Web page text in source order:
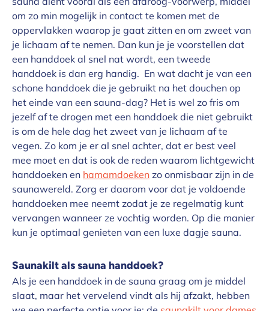
om zo min mogelijk in contact te komen met de
oppervlakken waarop je gaat zitten en om zweet van
je lichaam af te nemen. Dan kun je je voorstellen dat
een handdoek al snel nat wordt, een tweede
handdoek is dan erg handig. En wat dacht je van een
schone handdoek die je gebruikt na het douchen op
het einde van een sauna-dag? Het is wel zo fris om
jezelf af te drogen met een handdoek die niet gebruikt
is om de hele dag het zweet van je lichaam af te
vegen. Zo kom je er al snel achter, dat er best veel
mee moet en dat is ook de reden waarom lichtgewicht
handdoeken en hamamdoeken zo onmisbaar zijn in de
saunawereld. Zorg er daarom voor dat je voldoende
handdoeken mee neemt zodat je ze regelmatig kunt
vervangen wanneer ze vochtig worden. Op die manier
kun je optimaal genieten van een luxe dagje sauna.
Saunakilt als sauna handdoek?
Als je een handdoek in de sauna graag om je middel
slaat, maar het vervelend vindt als hij afzakt, hebben